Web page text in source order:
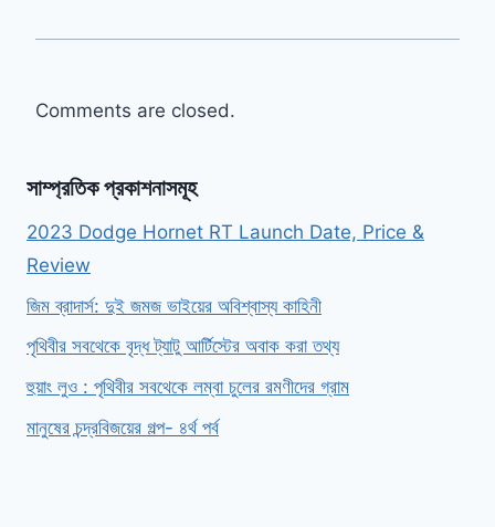
Comments are closed.
সাম্প্রতিক প্রকাশনাসমূহ
2023 Dodge Hornet RT Launch Date, Price &
Review
জিম ব্রাদার্স: দুই জমজ ভাইয়ের অবিশ্বাস্য কাহিনী
পৃথিবীর সবথেকে বৃদ্ধ ট্যাটু আর্টিস্টের অবাক করা তথ্য
হুয়াং লুও : পৃথিবীর সবথেকে লম্বা চুলের রমণীদের গ্রাম
মানুষের চন্দ্রবিজয়ের গল্প- ৪র্থ পর্ব